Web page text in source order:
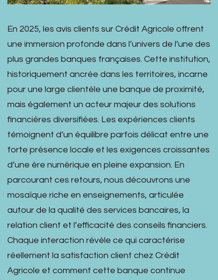
En 2025, les avis clients sur Crédit Agricole offrent
une immersion profonde dans l’univers de l’une des
plus grandes banques françaises. Cette institution,
historiquement ancrée dans les territoires, incarne
pour une large clientèle une banque de proximité,
mais également un acteur majeur des solutions
financières diversifiées. Les expériences clients
témoignent d’un équilibre parfois délicat entre une
forte présence locale et les exigences croissantes
d’une ère numérique en pleine expansion. En
parcourant ces retours, nous découvrons une
mosaïque riche en enseignements, articulée
autour de la qualité des services bancaires, la
relation client et l’efficacité des conseils financiers.
Chaque interaction révèle ce qui caractérise
réellement la satisfaction client chez Crédit
Agricole et comment cette banque continue